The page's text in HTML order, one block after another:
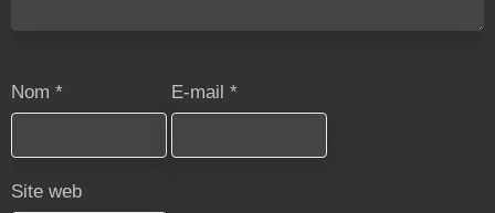
Nom * E-mail *
Site web